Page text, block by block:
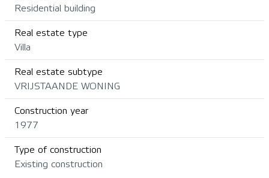
Residential building
Real estate type
Villa
Real estate subtype
VRIJSTAANDE WONING
Construction year
1977
Type of construction
Existing construction